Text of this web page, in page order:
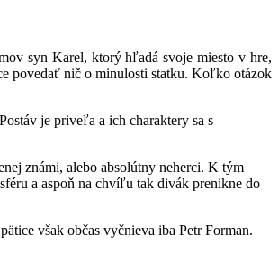
syn Karel, ktorý hľadá svoje miesto v hre,
povedať nič o minulosti statku. Koľko otázok
je priveľa a ich charaktery sa s
známi, alebo absolútny neherci. K tým
a aspoň na chvíľu tak divák prenikne do
však občas vyčnieva iba Petr Forman.